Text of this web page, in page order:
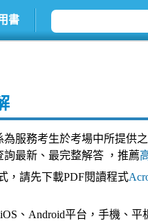
書
服務考生於考場中所提供
最新、最完整解答 ，推薦
，請先下載PDF閱讀程式
、Android平台，手機、